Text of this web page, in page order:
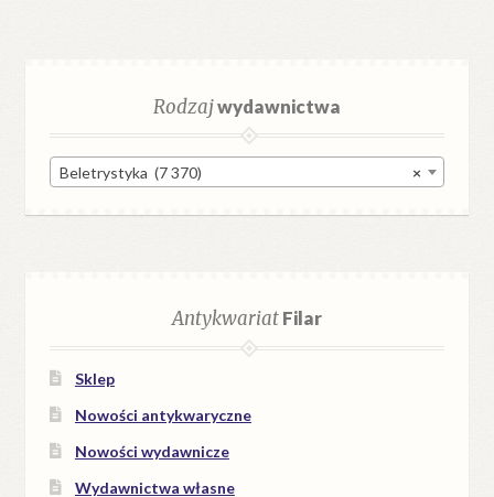
Rodzajwydawnictwa
×
Beletrystyka (7 370)
AntykwariatFilar
Sklep
Nowości antykwaryczne
Nowości wydawnicze
Wydawnictwa własne